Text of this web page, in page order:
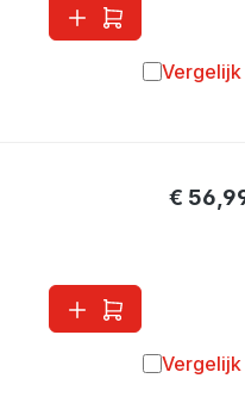
Vergelijk
€
Vergelijk